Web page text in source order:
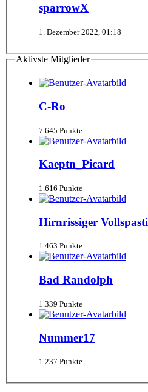
sparrowX
1. Dezember 2022, 01:18
Aktivste Mitglieder
C-Ro
7.645 Punkte
Kaeptn_Picard
1.616 Punkte
Hirnrissiger Vollspasti
1.463 Punkte
Bad Randolph
1.339 Punkte
Nummer17
1.237 Punkte